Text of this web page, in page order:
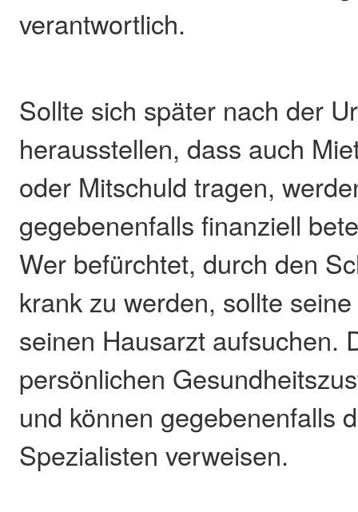
verantwortlich.
Sollte sich später nach der
herausstellen, dass auch
oder Mitschuld tragen,
gegebenenfalls finanziell
Wer befürchtet, durch den
krank zu werden, sollte
seinen Hausarzt aufsuchen.
persönlichen
und können gegebenenfalls
Spezialisten verweisen.